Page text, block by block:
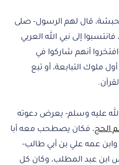
قال لهم الرسول- صلى
إلى نبي الله العربي
أنهم شاركوا في
ملوك التبابعة، أو تبع
عليه وسلم- يعرض دعوته
الحج، فكان يصطحب معه أبا
وابن عمه علي بن أبي طالب-
ابن عبد المطلب، وكان كل